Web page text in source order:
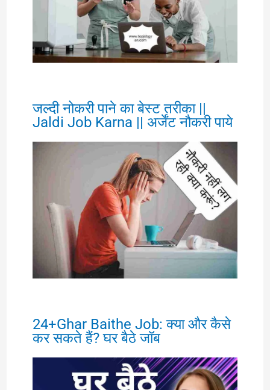
जल्दी नोकरी पाने का बेस्ट तरीका ||
Jaldi Job Karna || अर्जेंट नौकरी पाये
24+Ghar Baithe Job: क्या और कैसे
कर सकते हैं? घर बैठे जॉब